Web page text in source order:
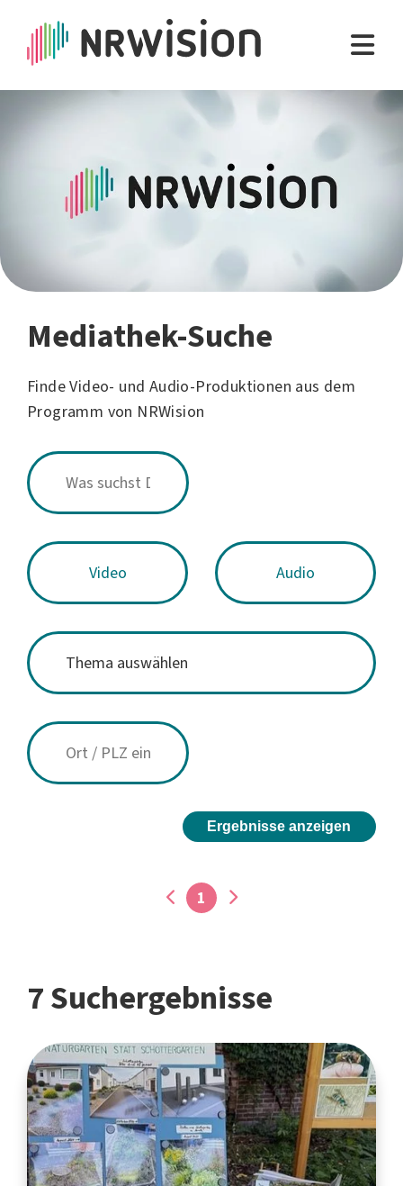
Mediathek-Suche
Finde Video- und Audio-Produktionen aus dem
Programm von NRWision
Video Audio
Ergebnisse anzeigen
1
7 Suchergebnisse